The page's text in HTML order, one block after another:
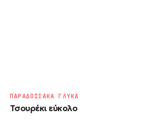
Τσουρέκι εύκολο
ΠΑΡΑΔΟΣΙΑΚΑ ΓΛΥΚΑ